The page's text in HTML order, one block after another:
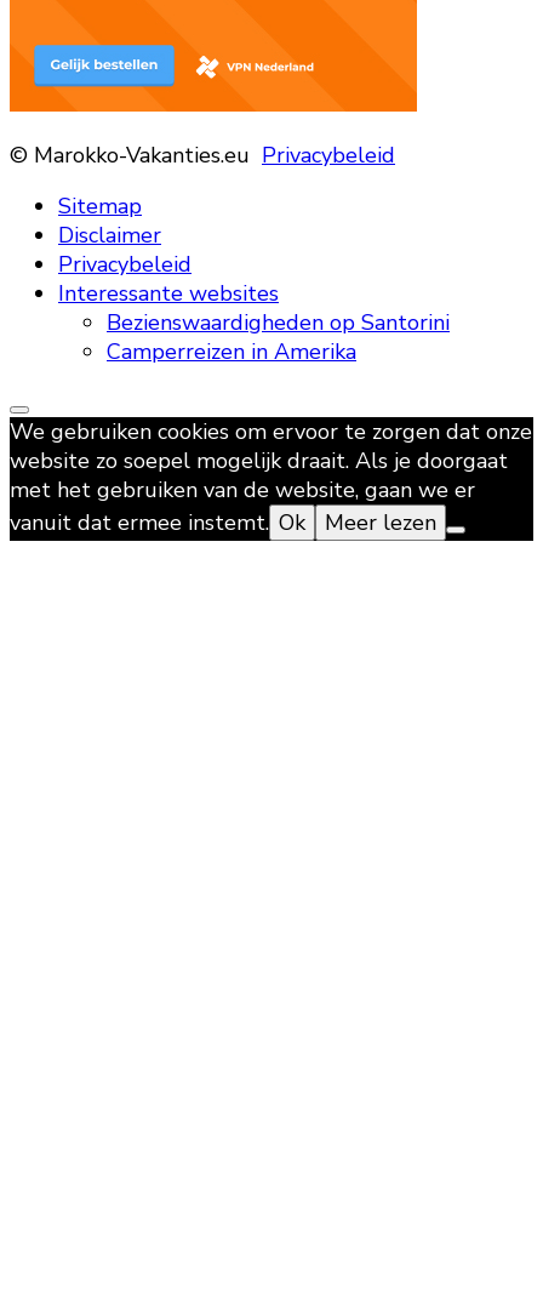
© Marokko-Vakanties.eu Privacybeleid
Sitemap
Disclaimer
Privacybeleid
Interessante websites
Bezienswaardigheden op Santorini
Camperreizen in Amerika
We gebruiken cookies om ervoor te zorgen dat onze
website zo soepel mogelijk draait. Als je doorgaat
met het gebruiken van de website, gaan we er
vanuit dat ermee instemt. Ok Meer lezen